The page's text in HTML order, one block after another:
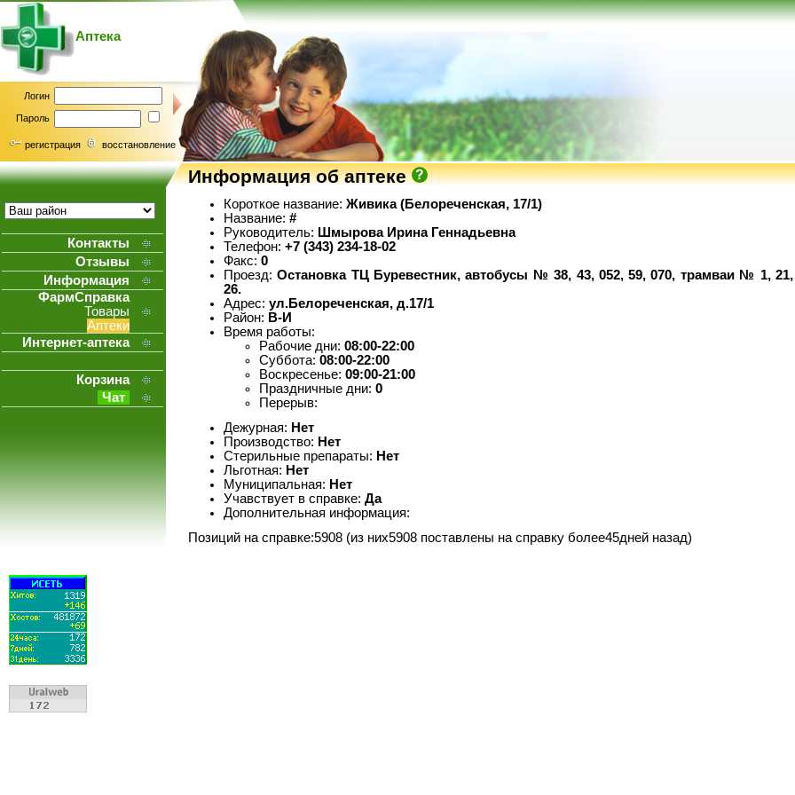
Аптека
Логин
Пароль
регистрация восстановление
Контакты
Отзывы
Информация
ФармСправка
Товары
Аптеки
Интернет-аптека
Корзина
Чат
Информация об аптеке
Короткое название: Живика (Белореченская, 17/1)
Название: #
Руководитель: Шмырова Ирина Геннадьевна
Телефон: +7 (343) 234-18-02
Факс: 0
Проезд:Остановка ТЦ Буревестник, автобусы № 38, 43, 052, 59, 070, трамваи № 1, 21,
26.
Адрес: ул.Белореченская, д.17/1
Район: В-И
Время работы:
Рабочие дни: 08:00-22:00
Суббота: 08:00-22:00
Воскресенье: 09:00-21:00
Праздничные дни: 0
Перерыв:
Дежурная: Нет
Производство: Нет
Стерильные препараты: Нет
Льготная: Нет
Муниципальная: Нет
Учавствует в справке: Да
Дополнительная информация:
Позиций на справке:5908 (из них5908 поставлены на справку более45дней назад)